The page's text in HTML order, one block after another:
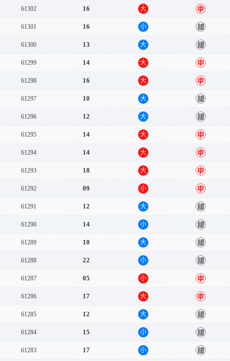
61302 16 大 中
61301 16 小 错
61300 13 大 错
61299 14 大 中
61298 16 大 中
61297 10 大 错
61296 12 大 错
61295 14 大 中
61294 14 大 中
61293 18 大 中
61292 09 小 中
61291 12 大 错
61290 14 小 错
61289 10 大 错
61288 22 小 错
61287 05 小 中
61286 17 大 中
61285 12 大 错
61284 15 小 错
61283 17 小 错